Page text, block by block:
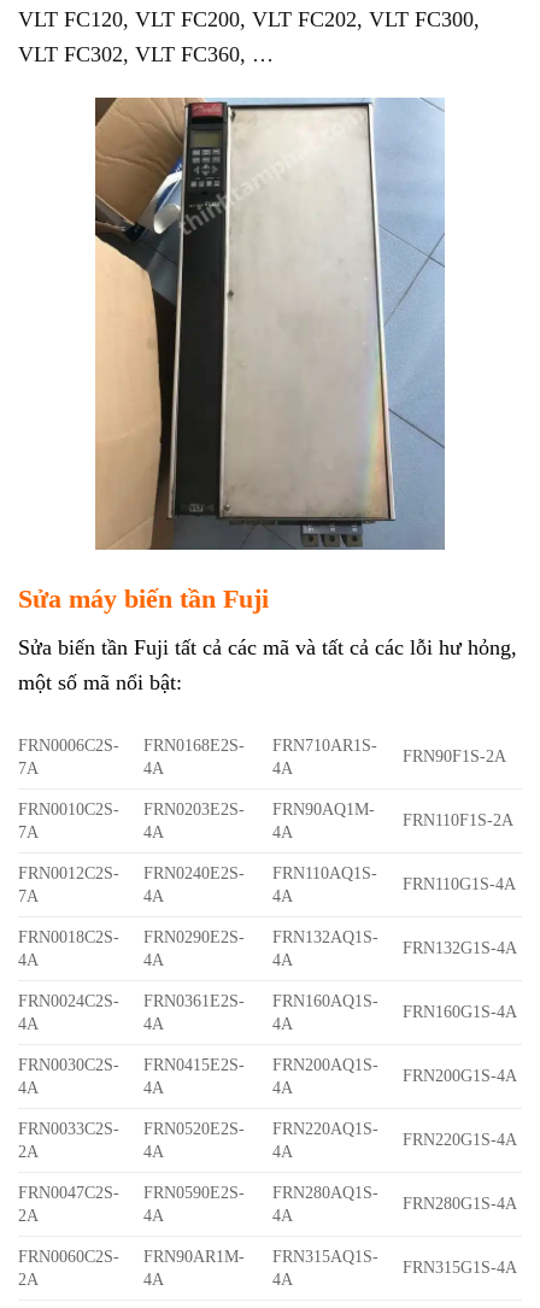
VLT FC120, VLT FC200, VLT FC202, VLT FC300,
VLT FC302, VLT FC360, …
Sửa máy biến tần Fuji
Sửa biến tần Fuji tất cả các mã và tất cả các lỗi hư hỏng,
một số mã nổi bật:
FRN0006C2S-
7A
FRN0168E2S-
4A
FRN710AR1S-
4A
FRN90F1S-2A
FRN0010C2S-
7A
FRN0203E2S-
4A
FRN90AQ1M-
4A
FRN110F1S-2A
FRN0012C2S-
7A
FRN0240E2S-
4A
FRN110AQ1S-
4A
FRN110G1S-4A
FRN0018C2S-
4A
FRN0290E2S-
4A
FRN132AQ1S-
4A
FRN132G1S-4A
FRN0024C2S-
4A
FRN0361E2S-
4A
FRN160AQ1S-
4A
FRN160G1S-4A
FRN0030C2S-
4A
FRN0415E2S-
4A
FRN200AQ1S-
4A
FRN200G1S-4A
FRN0033C2S-
2A
FRN0520E2S-
4A
FRN220AQ1S-
4A
FRN220G1S-4A
FRN0047C2S-
2A
FRN0590E2S-
4A
FRN280AQ1S-
4A
FRN280G1S-4A
FRN0060C2S-
2A
FRN90AR1M-
4A
FRN315AQ1S-
4A
FRN315G1S-4A